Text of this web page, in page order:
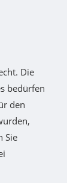
Die
bedürfen
den
Sie